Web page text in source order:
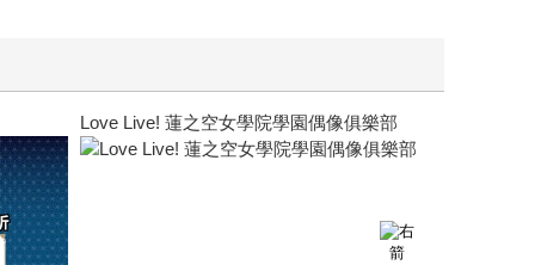
Love Live! 蓮之空女學院學園偶像俱樂部